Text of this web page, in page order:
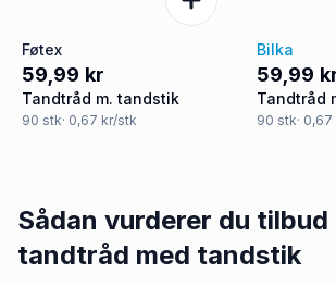
Føtex
59,99 kr
Tandtråd m. tandstik
90 stk· 0,67 kr/stk
Bilka
59,99
Tandtråd
90 stk·
Sådan vurderer du tilbud
tandtråd med tandstik